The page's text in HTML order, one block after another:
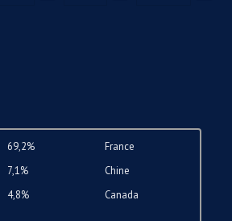
69,2%
France
7,1%
Chine
4,8%
Canada